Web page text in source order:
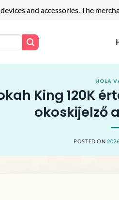
and accessories. The
HOLA
King 120K
okoskijelző
POSTED ON